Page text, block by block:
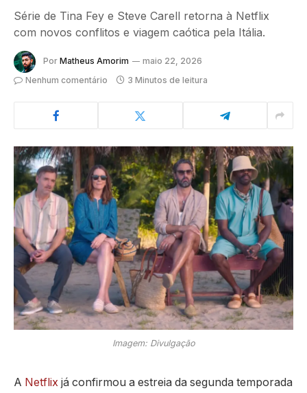
Série de Tina Fey e Steve Carell retorna à Netflix
com novos conflitos e viagem caótica pela Itália.
Por Matheus Amorim
maio 22, 2026
Nenhum comentário
3 Minutos de leitura
Imagem: Divulgação
A Netflix já confirmou a estreia da segunda temporada